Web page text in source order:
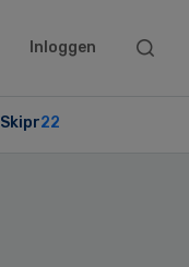
Inloggen
Search
Skipr22